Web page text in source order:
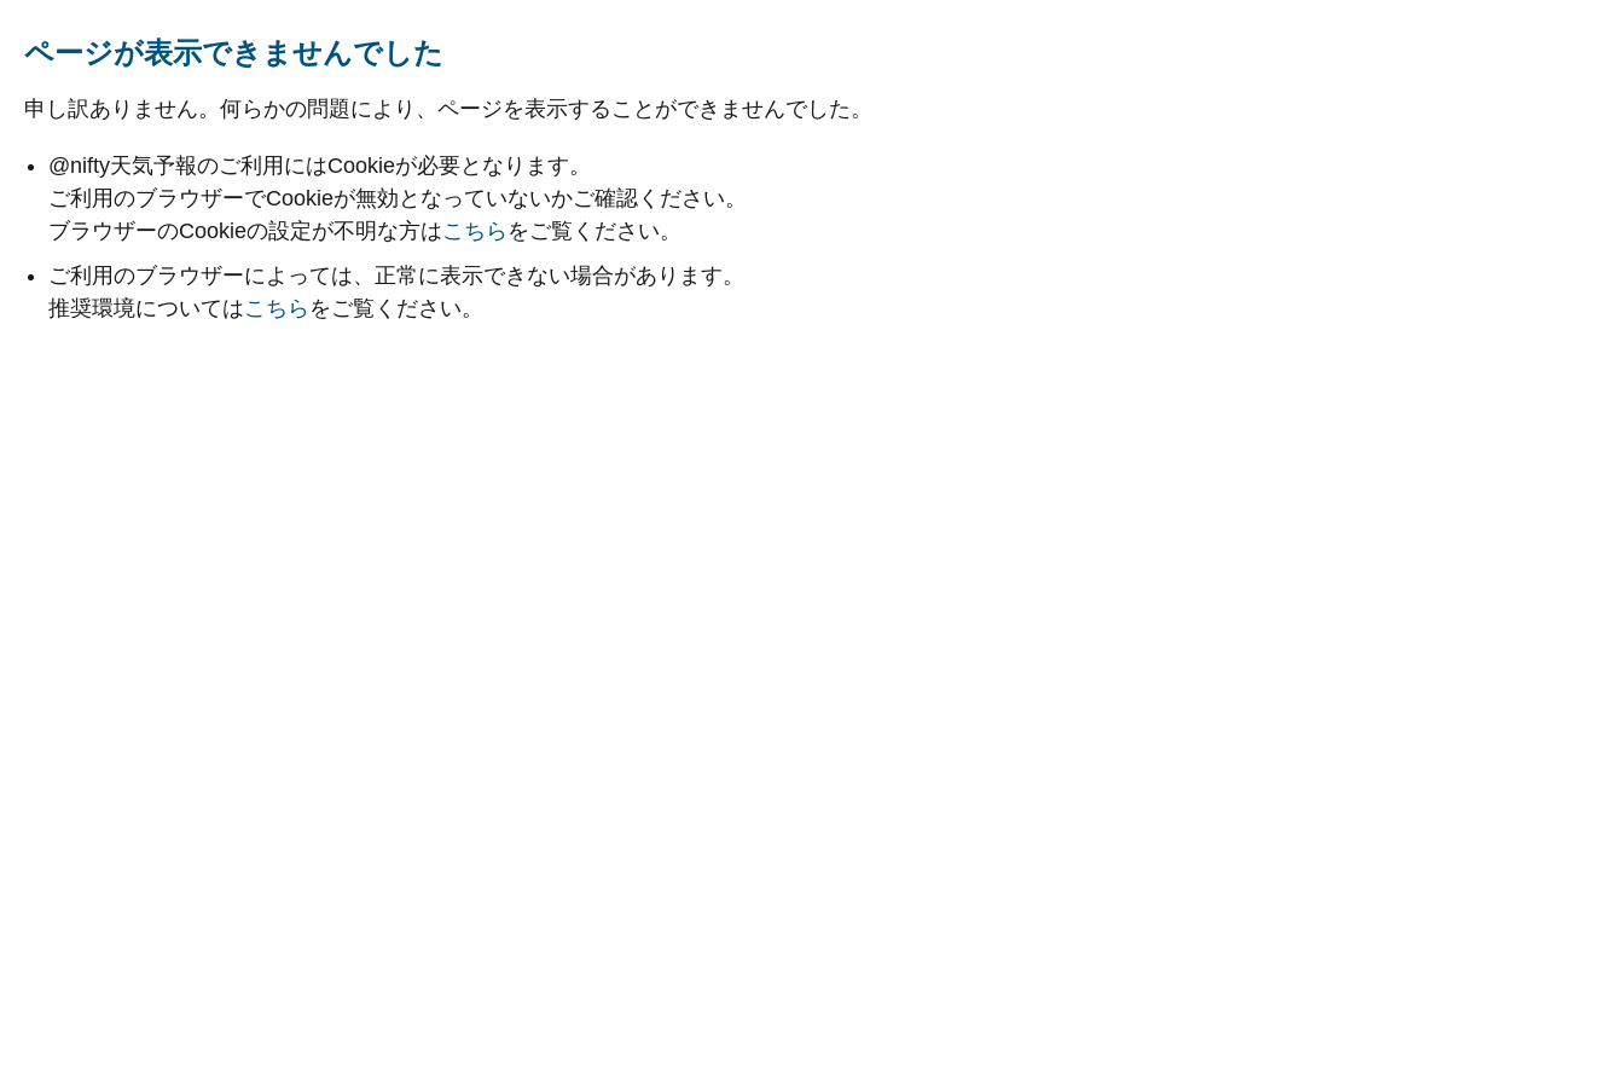
ページが表示できませんでした
申し訳ありません。何らかの問題により、ページを表示することができませんでした。
@nifty天気予報のご利用にはCookieが必要となります。
ご利用のブラウザーでCookieが無効となっていないかご確認ください。
ブラウザーのCookieの設定が不明な方はこちら をご覧ください。
ご利用のブラウザーによっては、正常に表示できない場合があります。
推奨環境についてはこちら をご覧ください。